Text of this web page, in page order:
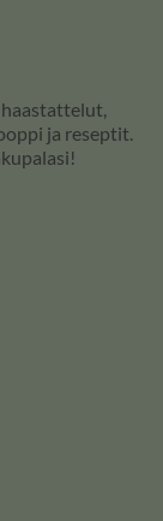
ja reseptit.